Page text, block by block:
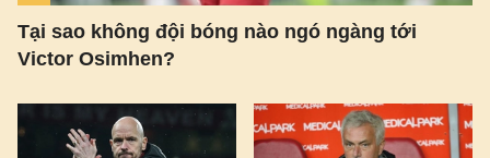
Tại sao không đội bóng nào ngó ngàng tới
Victor Osimhen?